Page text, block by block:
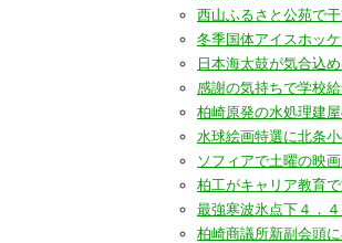
西山ふるさと公苑で
冬季国体アイスホッ
日本海太鼓が気合込
感謝の気持ちで学校
柏崎原発の水処理建
水球絵画特選に北条
ソフィアで土曜の映
柏工がキャリア教育
最強寒波氷点下４．
柏崎商議所新副会頭